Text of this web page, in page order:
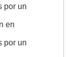
por un
en
por un